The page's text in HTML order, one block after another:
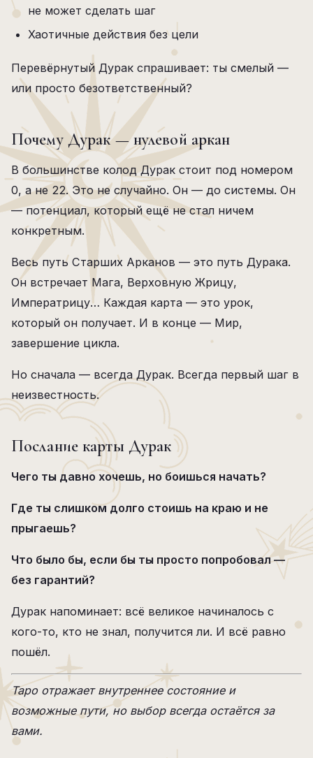
не может сделать шаг
Хаотичные действия без цели
Перевёрнутый Дурак спрашивает: ты смелый —
или просто безответственный?
Почему Дурак — нулевой аркан
В большинстве колод Дурак стоит под номером
0, а не 22. Это не случайно. Он — до системы. Он
— потенциал, который ещё не стал ничем
конкретным.
Весь путь Старших Арканов — это путь Дурака.
Он встречает Мага, Верховную Жрицу,
Императрицу… Каждая карта — это урок,
который он получает. И в конце — Мир,
завершение цикла.
Но сначала — всегда Дурак. Всегда первый шаг в
неизвестность.
Послание карты Дурак
Чего ты давно хочешь, но боишься начать?
Где ты слишком долго стоишь на краю и не
прыгаешь?
Что было бы, если бы ты просто попробовал —
без гарантий?
Дурак напоминает: всё великое начиналось с
кого-то, кто не знал, получится ли. И всё равно
пошёл.
Таро отражает внутреннее состояние и
возможные пути, но выбор всегда остаётся за
вами.